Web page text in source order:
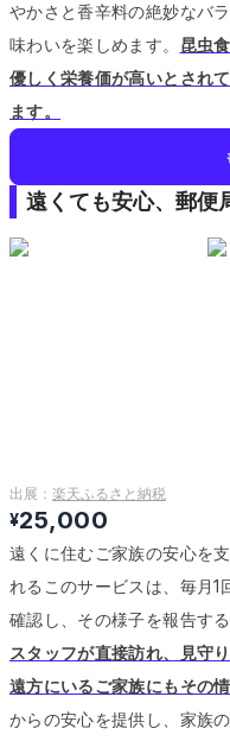
やかさと香辛料の絶妙なバ
味わいを楽しめます。 昆虫
優しく栄養価が高いとされ
ます。
遠くても安心、郵便
出展： 楽天ふるさと納税
¥25,000
遠くに住むご家族の安心を
れるこのサービスは、毎月1
確認し、その様子を報告す
スタッフが直接訪れ、見守
遠方にいるご家族にもその
からの安心を提供し、家族